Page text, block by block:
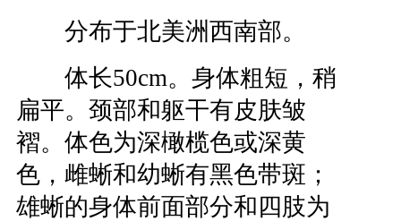
分布于北美洲西南部。
体长50cm。身体粗短，稍
扁平。颈部和躯干有皮肤皱
褶。体色为深橄榄色或深黄
色，雌蜥和幼蜥有黑色带斑；
雄蜥的身体前面部分和四肢为